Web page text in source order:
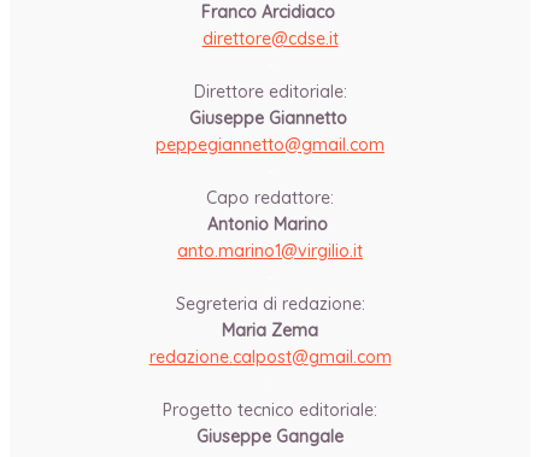
Franco Arcidiaco
direttore@cdse.it
Direttore editoriale:
Giuseppe Giannetto
peppegiannetto@gmail.com
Capo redattore:
Antonio Marino
anto.marino1@virgilio.it
Segreteria di redazione:
Maria Zema
redazione.calpost@gmail.com
Progetto tecnico editoriale:
Giuseppe Gangale